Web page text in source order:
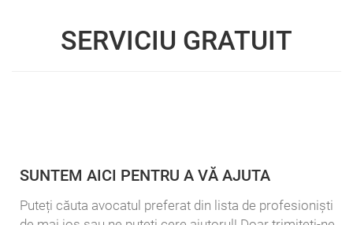
SERVICIU GRATUIT
SUNTEM AICI PENTRU A VĂ AJUTA
Puteți căuta avocatul preferat din lista de profesioniști